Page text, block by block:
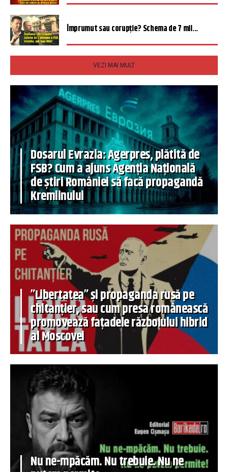
Împrumut sau corupție? Schema de 7 mil...
VEZI MAI MULT
Dosarul Evrazia: Agerpres, plătită de
FSB? Cum a ajuns Agenția Națională
de știri României să facă propagandă
Kremlinului
”Libertatea” și propaganda rusă pe
chitanțier, sau cum presa românească
promovează fațadele războiului hibrid
al Moscovei
Nu ne-mpăcăm. Nu trebuie. Nu ne